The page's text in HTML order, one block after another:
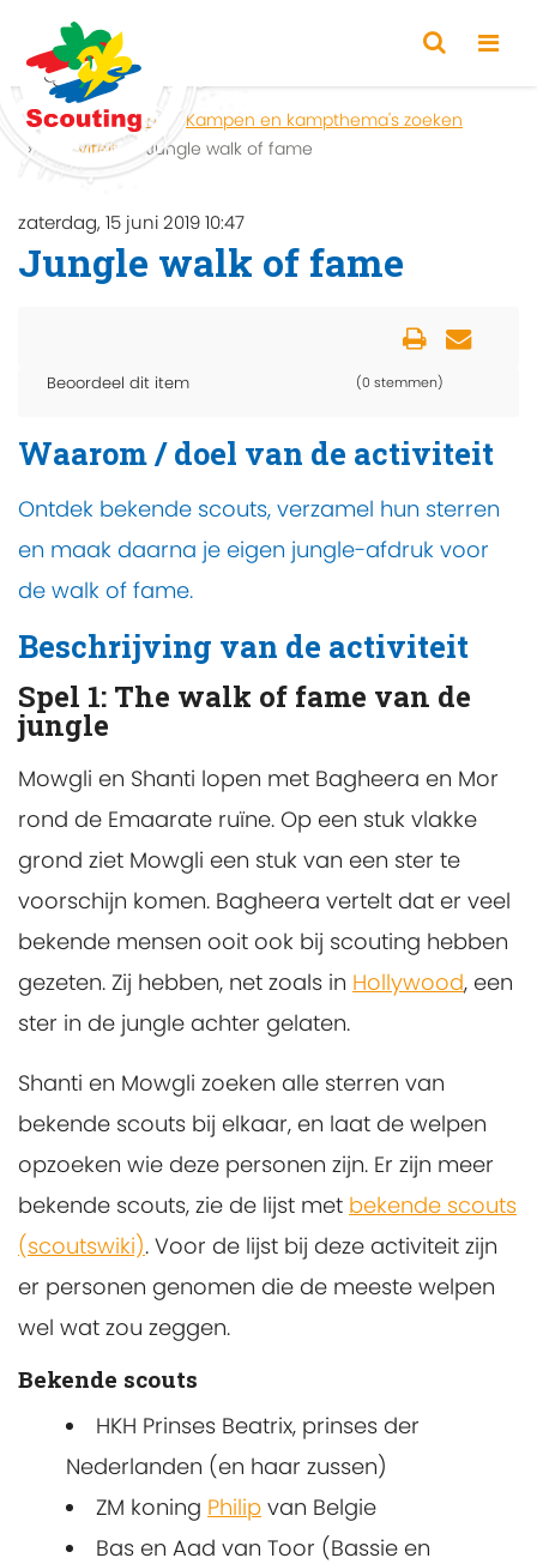
Home Zoeken
Kampen en kampthema's zoeken
Activiteit
Jungle walk of fame
zaterdag, 15 juni 2019 10:47
Jungle walk of fame
Beoordeel dit item (0 stemmen)
Waarom / doel van de activiteit
Ontdek bekende scouts, verzamel hun sterren
en maak daarna je eigen jungle-afdruk voor
de walk of fame.
Beschrijving van de activiteit
Spel 1: The walk of fame van de
jungle
Mowgli en Shanti lopen met Bagheera en Mor
rond de Emaarate ruïne. Op een stuk vlakke
grond ziet Mowgli een stuk van een ster te
voorschijn komen. Bagheera vertelt dat er veel
bekende mensen ooit ook bij scouting hebben
gezeten. Zij hebben, net zoals in Hollywood, een
ster in de jungle achter gelaten.
Shanti en Mowgli zoeken alle sterren van
bekende scouts bij elkaar, en laat de welpen
opzoeken wie deze personen zijn. Er zijn meer
bekende scouts, zie de lijst met bekende scouts
(scoutswiki). Voor de lijst bij deze activiteit zijn
er personen genomen die de meeste welpen
wel wat zou zeggen.
Bekende scouts
HKH Prinses Beatrix, prinses der
Nederlanden (en haar zussen)
ZM koning Philip van Belgie
Bas en Aad van Toor (Bassie en